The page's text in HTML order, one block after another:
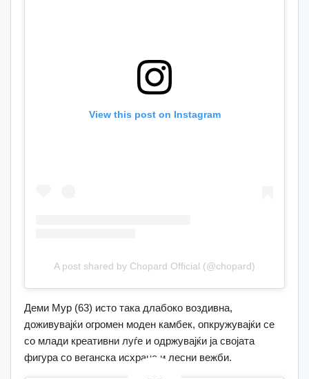
View this post on Instagram
A post shared by Chopard Official (@chopard)
Деми Мур (63) исто така длабоко воздивна,
доживувајќи огромен моден камбек, опкружувајќи се
со млади креативни луѓе и одржувајќи ја својата
фигура со веганска исхрана и лесни вежби.